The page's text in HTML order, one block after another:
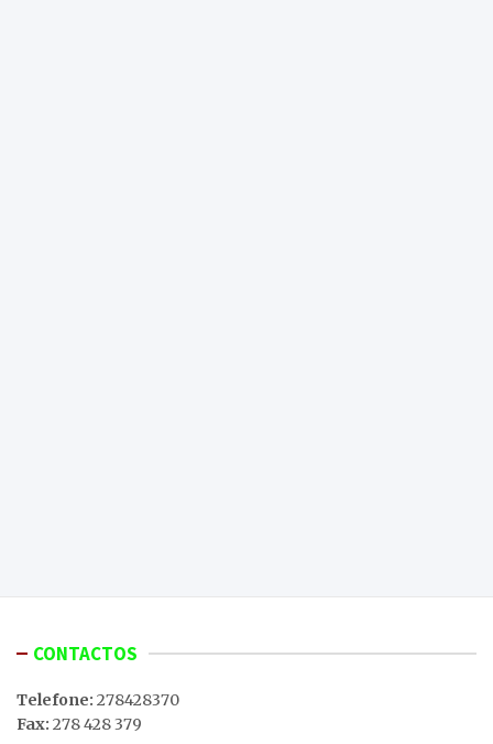
CONTACTOS
Telefone: 278428370
Fax: 278 428 379